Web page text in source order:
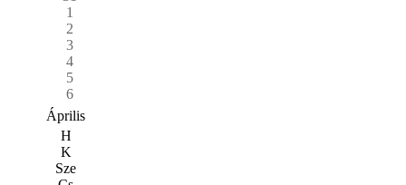
1
2
3
4
5
6
Április
H
K
Sze